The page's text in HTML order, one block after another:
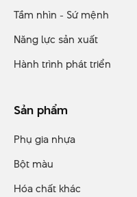
Tầm nhìn - Sứ mệnh
Năng lực sản xuất
Hành trình phát triển
Sản phẩm
Phụ gia nhựa
Bột màu
Hóa chất khác